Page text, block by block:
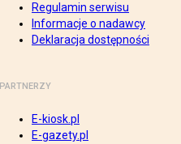
Regulamin serwisu
Informacje o nadawcy
Deklaracja dostępności
PARTNERZY
E-kiosk.pl
E-gazety.pl